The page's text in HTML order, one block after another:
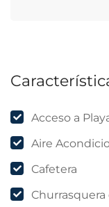
Acceso a
Aire
Cafetera